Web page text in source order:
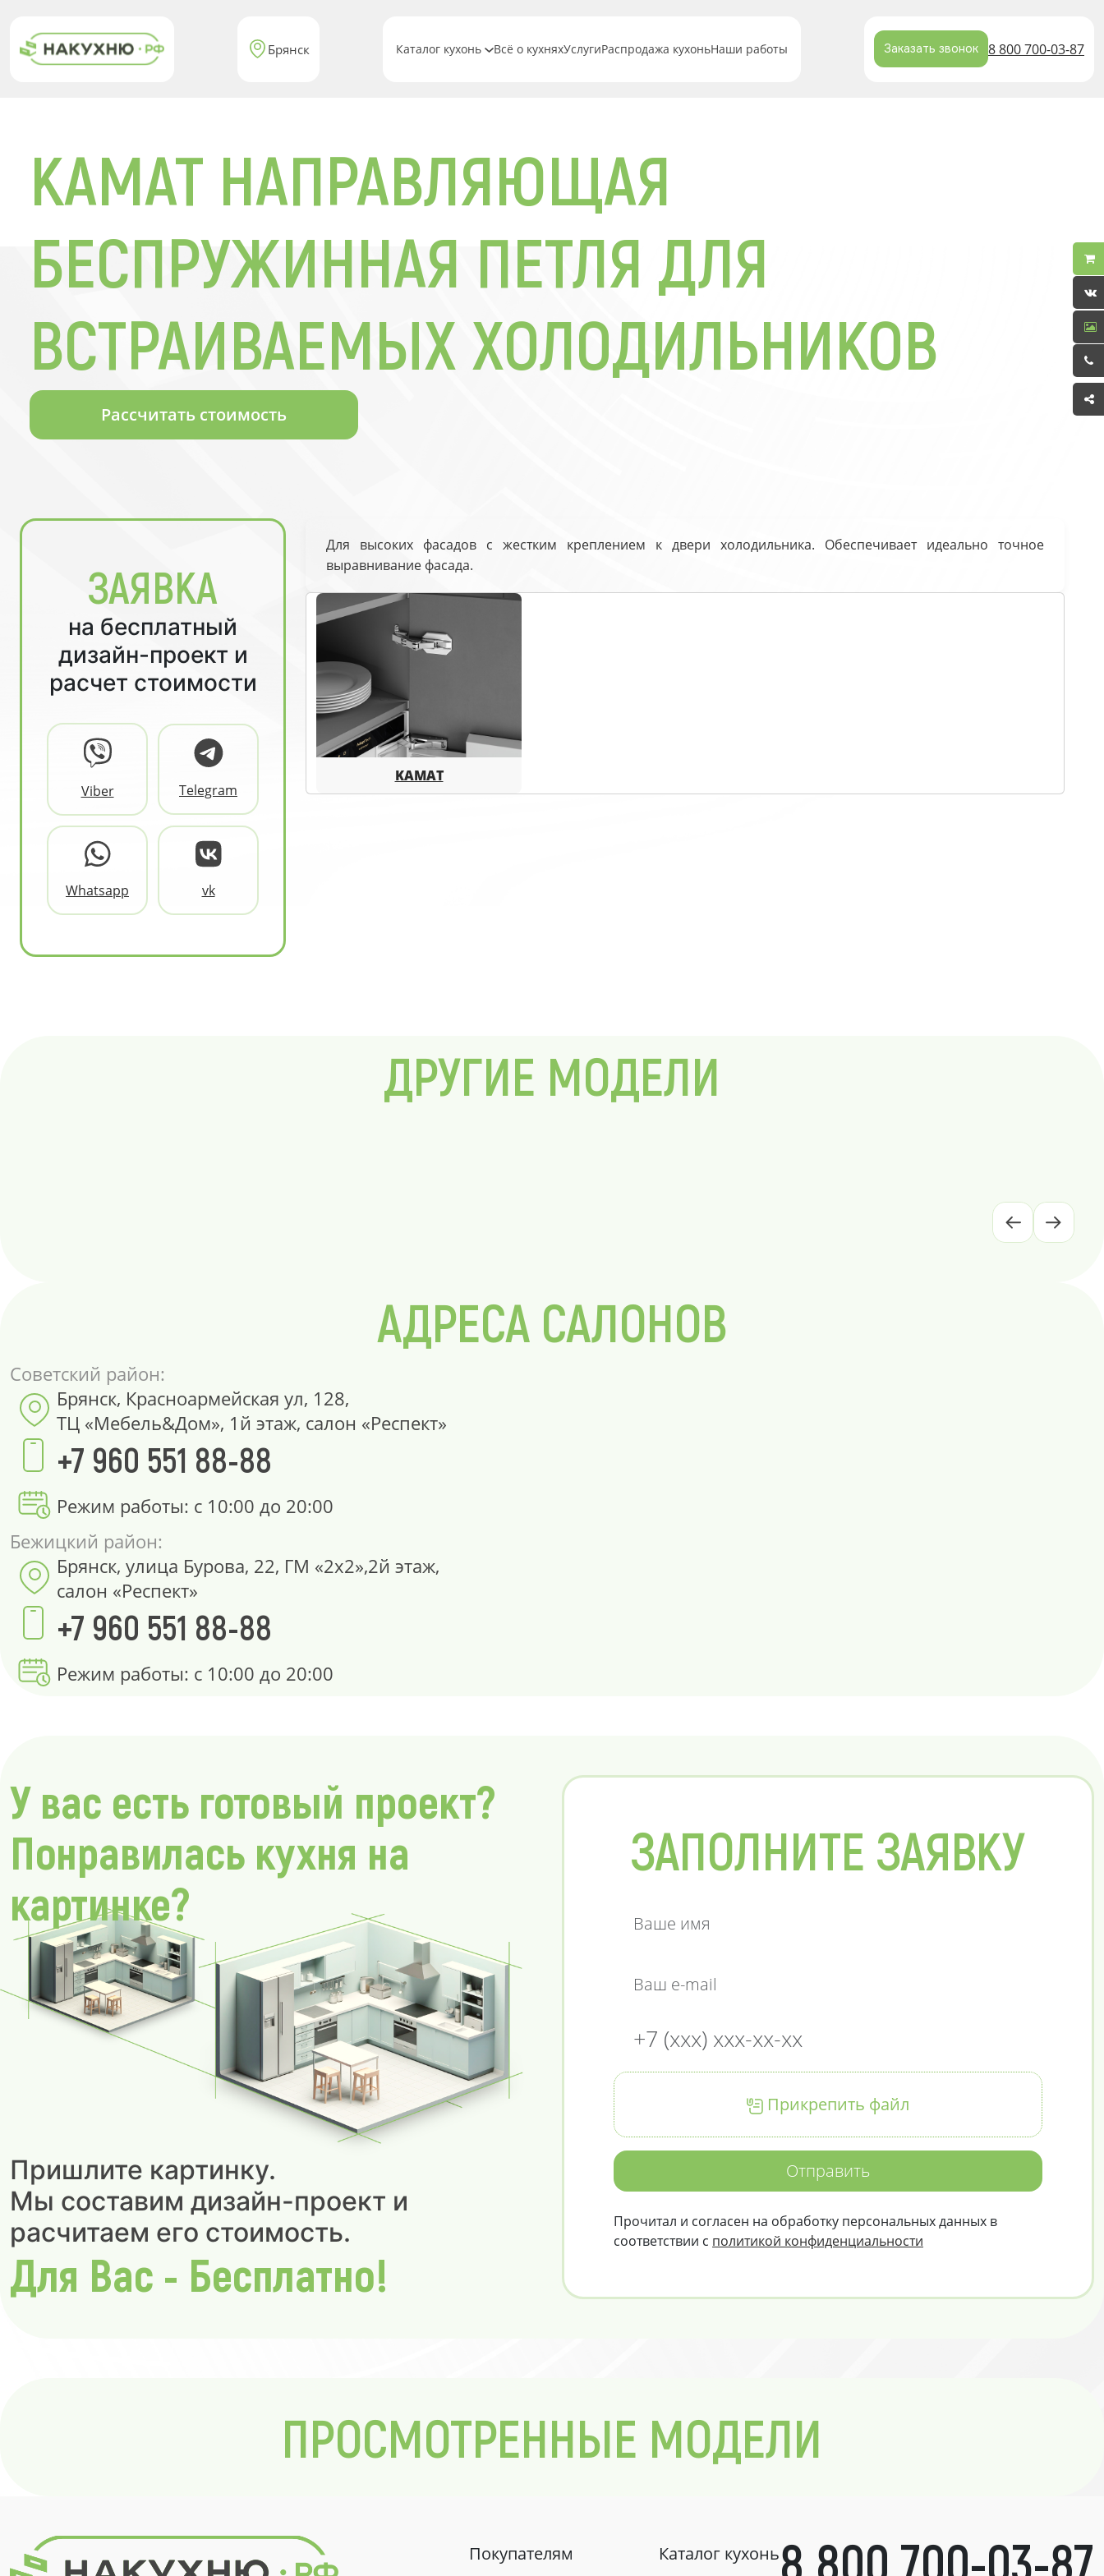
Брянск Каталог кухонь Всё о кухняхУслугиРаспродажа кухоньНаши работы Заказать звонок 8 800 700-03-87
КАМАТ НАПРАВЛЯЮЩАЯ
БЕСПРУЖИННАЯ ПЕТЛЯ ДЛЯ
ВСТРАИВАЕМЫХ ХОЛОДИЛЬНИКОВ
Рассчитать стоимость
ЗАЯВКА
на бесплатный
дизайн-проект и
расчет стоимости
Viber Telegram
Whatsapp vk
Для высоких фасадов с жестким креплением к двери холодильника. Обеспечивает идеально точное
выравнивание фасада.
KAMAT
ДРУГИЕ МОДЕЛИ
АДРЕСА САЛОНОВ
Советский район:
Брянск, Красноармейская ул, 128,
ТЦ «Мебель&Дом», 1й этаж, салон «Респект»
+7 960 551 88-88
Режим работы: с 10:00 до 20:00
Бежицкий район:
Брянск, улица Бурова, 22, ГМ «2х2»,2й этаж,
салон «Респект»
+7 960 551 88-88
Режим работы: с 10:00 до 20:00
У вас есть готовый проект?
Понравилась кухня на
картинке?
Пришлите картинку.
Мы составим дизайн-проект и
расчитаем его стоимость.
Для Вас - Бесплатно!
ЗАПОЛНИТЕ ЗАЯВКУ
Прикрепить файл
Отправить
Прочитал и согласен на обработку персональных данных в
соответствии с политикой конфиденциальности
ПРОСМОТРЕННЫЕ МОДЕЛИ
Покупателям Каталог кухонь8 800 700-03-87